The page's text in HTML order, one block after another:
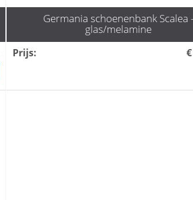
Germania schoenenbank Scalea -
glas/melamine
Prijs: